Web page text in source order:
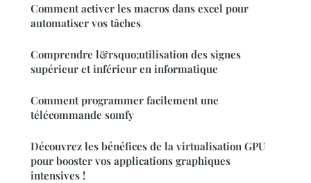
Comment activer les macros dans excel pour
automatiser vos tâches
Comprendre l&rsquo;utilisation des signes
supérieur et inférieur en informatique
Comment programmer facilement une
télécommande somfy
Découvrez les bénéfices de la virtualisation GPU
pour booster vos applications graphiques
intensives !